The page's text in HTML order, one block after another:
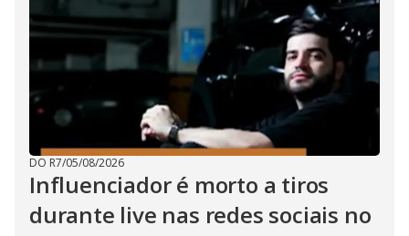
DO R7/05/08/2026
Influenciador é morto a tiros
durante live nas redes sociais no